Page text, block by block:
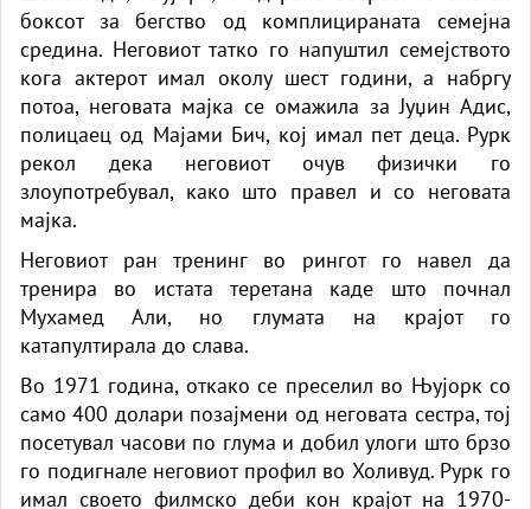
боксот за бегство од комплицираната семејна
средина. Неговиот татко го напуштил семејството
кога актерот имал околу шест години, а набргу
потоа, неговата мајка се омажила за Јуџин Адис,
полицаец од Мајами Бич, кој имал пет деца. Рурк
рекол дека неговиот очув физички го
злоупотребувал, како што правел и со неговата
мајка.
Неговиот ран тренинг во рингот го навел да
тренира во истата теретана каде што почнал
Мухамед Али, но глумата на крајот го
катапултирала до слава.
Во 1971 година, откако се преселил во Њујорк со
само 400 долари позајмени од неговата сестра, тој
посетувал часови по глума и добил улоги што брзо
го подигнале неговиот профил во Холивуд. Рурк го
имал своето филмско деби кон крајот на 1970-